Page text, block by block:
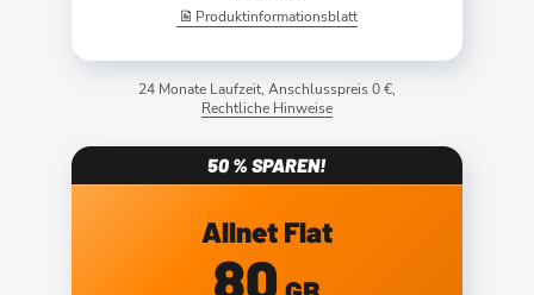
Produktinformationsblatt
24 Monate Laufzeit, Anschlusspreis 0 €,
Rechtliche Hinweise
50 % SPAREN!
Allnet Flat
80